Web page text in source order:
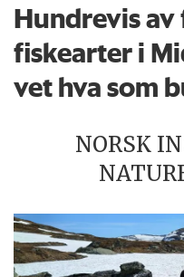
Hundrevis
fiskearter i
vet hva som
NORSK